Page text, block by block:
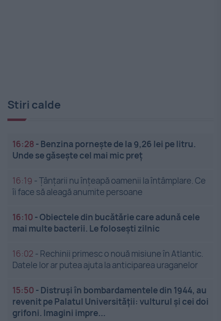
Stiri calde
16:28 - Benzina pornește de la 9,26 lei pe litru.
Unde se găsește cel mai mic preț
16:19 -Țânțarii nu înțeapă oamenii la întâmplare. Ce
îi face să aleagă anumite persoane
16:10 -Obiectele din bucătărie care adună cele
mai multe bacterii. Le folosești zilnic
16:02 - Rechinii primesc o nouă misiune în Atlantic.
Datele lor ar putea ajuta la anticiparea uraganelor
15:50 - Distruși în bombardamentele din 1944, au
revenit pe Palatul Universității: vulturul și cei doi
grifoni. Imagini impre...